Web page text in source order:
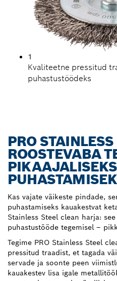
1
Kvaliteetne pressitud
puhastustöödeks
PRO
ROOSTEVABA
PIKAAJALISEKS
Kas vajate väikeste pindade,
puhastamiseks kauakestvat
Stainless Steel clean harja:
puhastustööde tegemisel –
Tegime PRO Stainless Steel
pressitud traadist, et tagada
servade ja soonte peen
kauakestev lisa igale